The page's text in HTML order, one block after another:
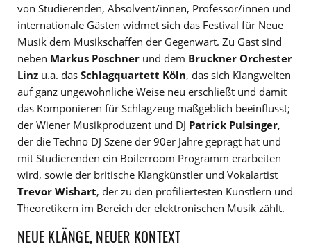
von Studierenden, Absolvent/innen, Professor/innen und
internationale Gästen widmet sich das Festival für Neue
Musik dem Musikschaffen der Gegenwart. Zu Gast sind
neben Markus Poschner und dem Bruckner Orchester
Linz u.a. das Schlagquartett Köln, das sich Klangwelten
auf ganz ungewöhnliche Weise neu erschließt und damit
das Komponieren für Schlagzeug maßgeblich beeinflusst;
der Wiener Musikproduzent und DJ Patrick Pulsinger,
der die Techno DJ Szene der 90er Jahre geprägt hat und
mit Studierenden ein Boilerroom Programm erarbeiten
wird, sowie der britische Klangkünstler und Vokalartist
Trevor Wishart, der zu den profiliertesten Künstlern und
Theoretikern im Bereich der elektronischen Musik zählt.
NEUE KLÄNGE, NEUER KONTEXT